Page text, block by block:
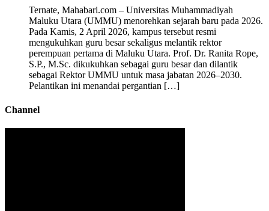
Ternate, Mahabari.com – Universitas Muhammadiyah
Maluku Utara (UMMU) menorehkan sejarah baru pada 2026.
Pada Kamis, 2 April 2026, kampus tersebut resmi
mengukuhkan guru besar sekaligus melantik rektor
perempuan pertama di Maluku Utara. Prof. Dr. Ranita Rope,
S.P., M.Sc. dikukuhkan sebagai guru besar dan dilantik
sebagai Rektor UMMU untuk masa jabatan 2026–2030.
Pelantikan ini menandai pergantian […]
Channel